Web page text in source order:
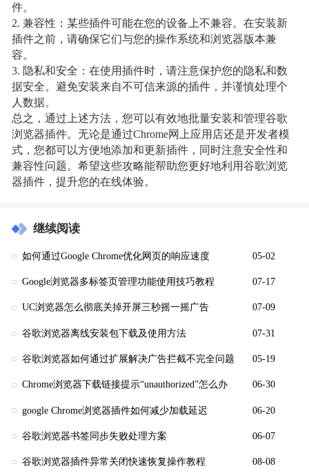
件。
2. 兼容性：某些插件可能在您的设备上不兼容。在安装新
插件之前，请确保它们与您的操作系统和浏览器版本兼
容。
3. 隐私和安全：在使用插件时，请注意保护您的隐私和数
据安全。避免安装来自不可信来源的插件，并谨慎处理个
人数据。
总之，通过上述方法，您可以有效地批量安装和管理谷歌
浏览器插件。无论是通过Chrome网上应用店还是开发者模
式，您都可以方便地添加和更新插件，同时注意安全性和
兼容性问题。希望这些攻略能帮助您更好地利用谷歌浏览
器插件，提升您的在线体验。
继续阅读
如何通过Google Chrome优化网页的响应速度 05-02
Google浏览器多标签页管理功能使用技巧教程 07-17
UC浏览器怎么彻底关掉开屏三秒摇一摇广告 07-09
谷歌浏览器离线安装包下载及使用方法 07-31
谷歌浏览器如何通过扩展解决广告拦截不完全问题 05-19
Chrome浏览器下载链接提示“unauthorized”怎么办 06-30
google Chrome浏览器插件如何减少加载延迟 06-20
谷歌浏览器书签同步失败处理方案 06-07
谷歌浏览器插件异常关闭快速恢复操作教程 08-08